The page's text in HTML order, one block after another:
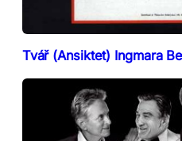
Tvář (Ansiktet) Ingmara